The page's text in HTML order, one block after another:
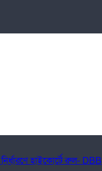
হাইকোর্টে রুল- DBB